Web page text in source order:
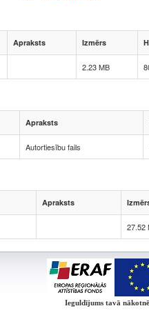
Apraksts Izmērs
2.23 MB
Apraksts
Autortiesību fails
Apraksts
27.52
Ieguldījums tavā